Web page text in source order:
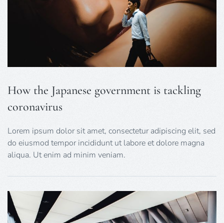
How the Japanese government is tackling
coronavirus
Lorem ipsum dolor sit amet, consectetur adipiscing elit, sed
do eiusmod tempor incididunt ut labore et dolore magna
aliqua. Ut enim ad minim veniam.